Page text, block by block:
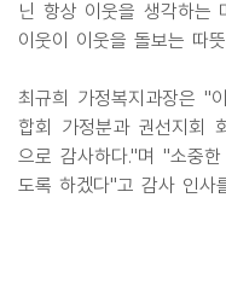
닌 항상 이웃을 생각하는
이웃이 이웃을 돌보는 따
최규희 가정복지과장은 "
합회 가정분과 권선지회
으로 감사하다."며 "소중
도록 하겠다"고 감사 인사